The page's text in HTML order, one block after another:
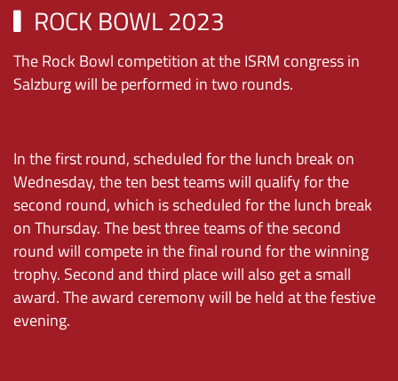
ROCK BOWL 2023
The Rock Bowl competition at the ISRM congress in
Salzburg will be performed in two rounds.
In the first round, scheduled for the lunch break on
Wednesday, the ten best teams will qualify for the
second round, which is scheduled for the lunch break
on Thursday. The best three teams of the second
round will compete in the final round for the winning
trophy. Second and third place will also get a small
award. The award ceremony will be held at the festive
evening.